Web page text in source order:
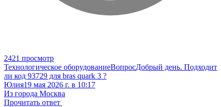
2421 просмотр
Технологическое оборудованиеВопросДобрый день. Подходит
ли код 93729 для bras quark 3 ?
Юлия19 мая 2026 г. в 10:17
Из города Москва
Прочитать ответ